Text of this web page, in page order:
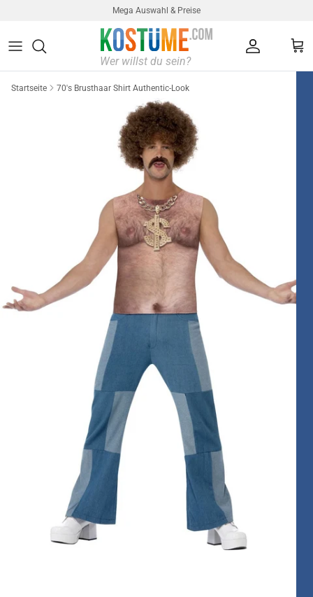
Mega Auswahl & Preise
Startseite 70's Brusthaar Shirt Authentic-Look